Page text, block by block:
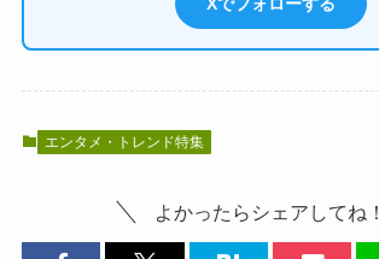
Xでフォローする
エンタメ・トレンド特集
よかったらシェアしてね！